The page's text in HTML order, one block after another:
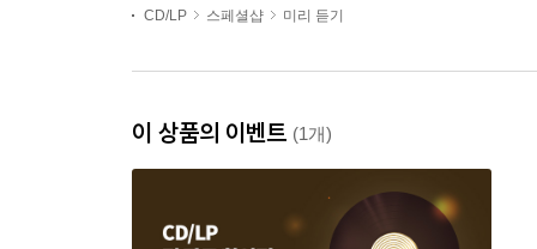
CD/LP
스페셜샵 미리 듣기
이 상품의 이벤트 (1개)